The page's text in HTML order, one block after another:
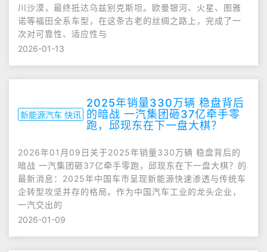
川沙漠，最终抵达乌兹别克斯坦。欧曼银河、火星、图雅
诺等福田全系车型，在这条古老的丝绸之路上，完成了一
次对可靠性、适应性与
2026-01-13
新能源汽车 快讯
2025年销量330万辆 稳盘背后
的暗战 一汽集团砸37亿牵手零
跑，邱现东在下一盘大棋？
2026年01月09日关于2025年销量330万辆 稳盘背后的
暗战 一汽集团砸37亿牵手零跑，邱现东在下一盘大棋？的
最新消息：2025年中国车市呈现新能源快速渗透与传统车
企转型攻坚并存的格局。作为中国汽车工业的龙头企业，
一汽交出的
2026-01-09